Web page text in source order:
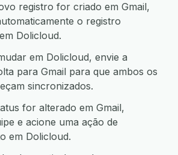
registro for criado em Gmail,
o registro
Dolicloud.
em Dolicloud, envie a
para Gmail para que ambos os
sincronizados.
for alterado em Gmail,
e acione uma ação de
em Dolicloud.